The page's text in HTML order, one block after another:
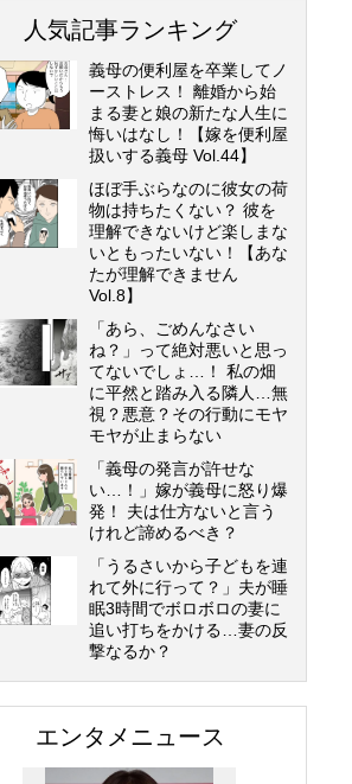
人気記事ランキング
義母の便利屋を卒業してノ
ーストレス！ 離婚から始
まる妻と娘の新たな人生に
悔いはなし！【嫁を便利屋
扱いする義母 Vol.44】
ほぼ手ぶらなのに彼女の荷
物は持ちたくない？ 彼を
理解できないけど楽しまな
いともったいない！【あな
たが理解できません
Vol.8】
「あら、ごめんなさい
ね？」って絶対悪いと思っ
てないでしょ…！ 私の畑
に平然と踏み入る隣人…無
視？悪意？その行動にモヤ
モヤが止まらない
「義母の発言が許せな
い…！」嫁が義母に怒り爆
発！ 夫は仕方ないと言う
けれど諦めるべき？
「うるさいから子どもを連
れて外に行って？」夫が睡
眠3時間でボロボロの妻に
追い打ちをかける…妻の反
撃なるか？
エンタメニュース